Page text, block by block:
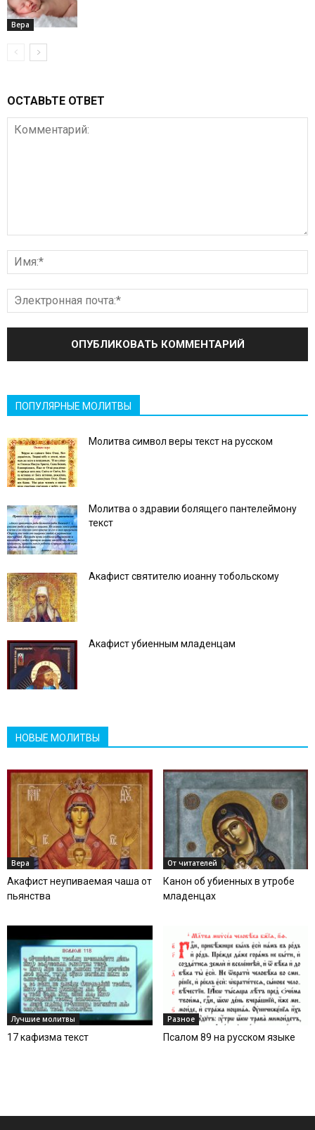
Вера
ОСТАВЬТЕ ОТВЕТ
ПОПУЛЯРНЫЕ МОЛИТВЫ
Молитва символ веры текст на русском
Молитва о здравии болящего пантелеймону
текст
Акафист святителю иоанну тобольскому
Акафист убиенным младенцам
НОВЫЕ МОЛИТВЫ
Вера
Акафист неупиваемая чаша от
пьянства
От читателей
Канон об убиенных в утробе
младенцах
Лучшие молитвы
17 кафизма текст
Разное
Псалом 89 на русском языке